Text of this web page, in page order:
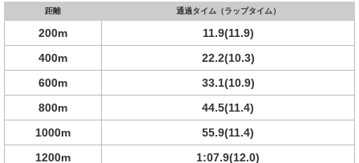
距離 通過タイム（ラップタイム）
200m
11.9(11.9)
400m
22.2(10.3)
600m
33.1(10.9)
800m
44.5(11.4)
1000m
55.9(11.4)
1200m
1:07.9(12.0)